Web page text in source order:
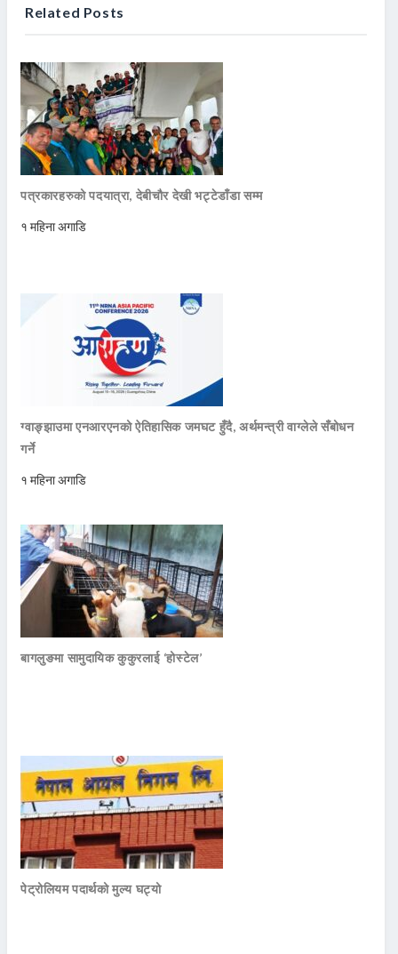
Related Posts
पत्रकारहरुको पदयात्रा, देबीचौर देखी भट्टेडाँडा सम्म
१ महिना अगाडि
ग्वाङ्झाउमा एनआरएनको ऐतिहासिक जमघट हुँदै, अर्थमन्त्री वाग्लेले सँबोधन
गर्ने
१ महिना अगाडि
बागलुङमा सामुदायिक कुकुरलाई ‘होस्टेल’
पेट्रोलियम पदार्थको मुल्य घट्यो